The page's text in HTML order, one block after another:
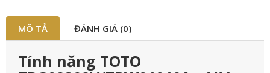
MÔ TẢ ĐÁNH GIÁ (0)
Tính năng TOTO